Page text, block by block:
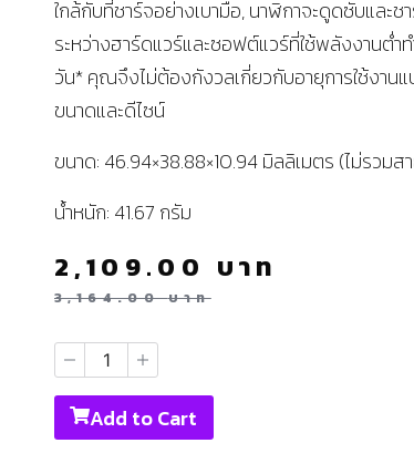
ใกล้กับที่ชาร์จอย่างเบามือ, นาฬิกาจะดูดซับและ
ระหว่างฮาร์ดแวร์และซอฟต์แวร์ที่ใช้พลังงานต่ำท
วัน* คุณจึงไม่ต้องกังวลเกี่ยวกับอายุการใช้งานแ
ขนาดและดีไซน์
ขนาด: 46.94×38.88×10.94 มิลลิเมตร (ไม่รวมส
น้ำหนัก: 41.67 กรัม
3,164.00บาท
2,109.00 บาท
Add to Cart